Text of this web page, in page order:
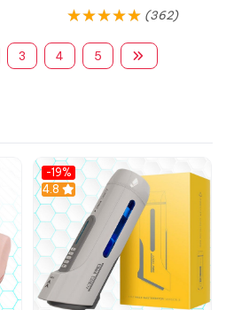
(362)
3 4 5
-19%
Hot
4.8